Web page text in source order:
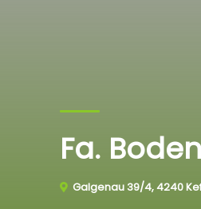
Fa.
Galgenau 39/4, 4240